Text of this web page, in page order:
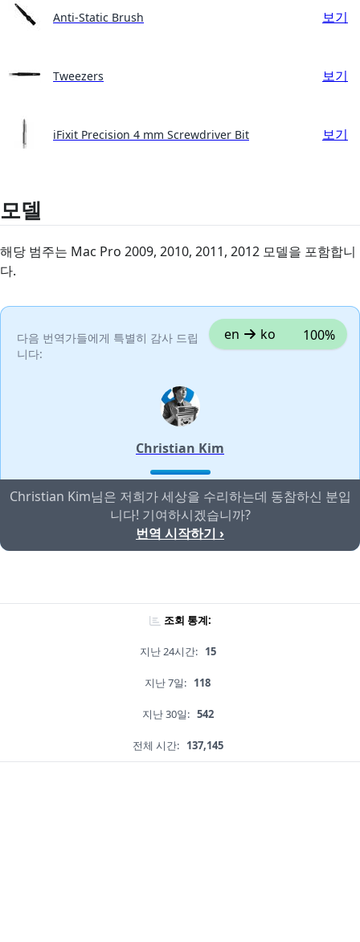
Anti-Static Brush 보기
Tweezers 보기
iFixit Precision 4 mm Screwdriver Bit 보기
모델
해당 범주는 Mac Pro 2009, 2010, 2011, 2012 모델을 포함합니
다.
다음 번역가들에게 특별히 감사 드립
니다:
en ko 100%
Christian Kim
Christian Kim님은 저희가 세상을 수리하는데 동참하신 분입
니다! 기여하시겠습니까?
번역 시작하기 ›
조회 통계:
지난 24시간: 15
지난 7일: 118
지난 30일: 542
전체 시간: 137,145